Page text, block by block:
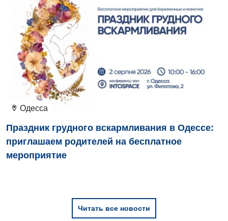
Одесса
Праздник грудного вскармливания в Одессе:
приглашаем родителей на бесплатное
мероприятие
Читать все новости